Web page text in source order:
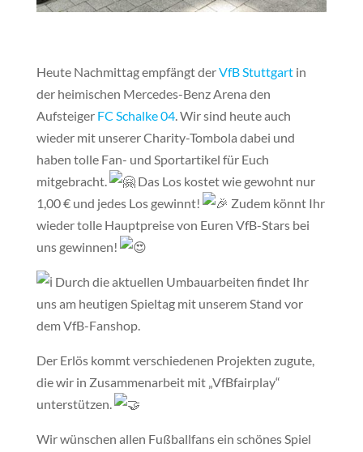
Heute Nachmittag empfängt derVfB Stuttgartin
der heimischen Mercedes-Benz Arena den
Aufsteiger FC Schalke 04. Wir sind heute auch
wieder mit unserer Charity-Tombola dabei und
haben tolle Fan- und Sportartikel für Euch
mitgebracht.
Das Los kostet wie gewohnt nur
1,00 € und jedes Los gewinnt!
Zudem könnt Ihr
wieder tolle Hauptpreise von Euren VfB-Stars bei
uns gewinnen!
Durch die aktuellen Umbauarbeiten findet Ihr
uns am heutigen Spieltag mit unserem Stand vor
dem VfB-Fanshop.
Der Erlös kommt verschiedenen Projekten zugute,
die wir in Zusammenarbeit mit „VfBfairplay“
unterstützen.
Wir wünschen allen Fußballfans ein schönes Spiel